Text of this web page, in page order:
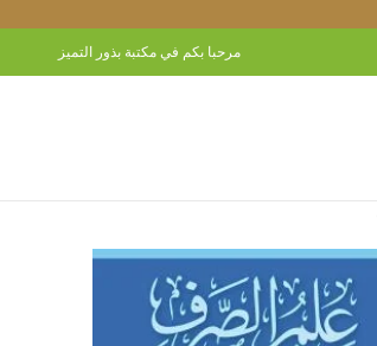
مرحبا بكم في مكتبة بذور التميز